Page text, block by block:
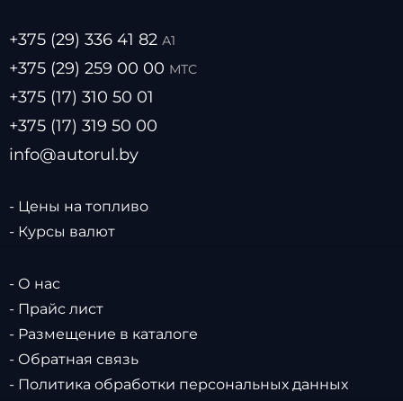
+375 (29) 336 41 82 А1
+375 (29) 259 00 00 МТС
+375 (17) 310 50 01
+375 (17) 319 50 00
info@autorul.by
- Цены на топливо
- Курсы валют
- О нас
- Прайс лист
- Размещение в каталоге
- Обратная связь
- Политика обработки персональных данных